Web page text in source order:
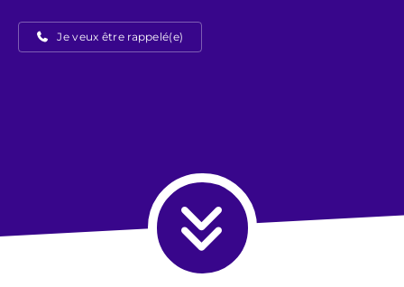
Je veux être rappelé(e)